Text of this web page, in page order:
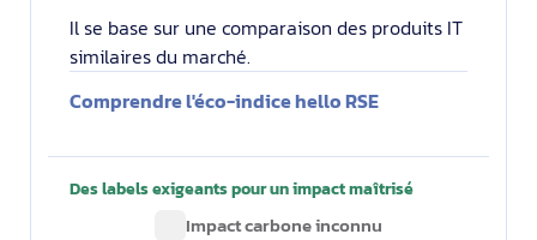
Il se base sur une comparaison des produits IT
similaires du marché.
Comprendre l'éco-indice hello RSE
Des labels exigeants pour un impact maîtrisé
Impact carbone inconnu